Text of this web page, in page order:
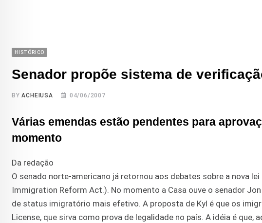
HISTÓRICO
Senador propõe sistema de
BYACHEIUSA 04/06/2007
Várias emendas estão pendentes para
momento
Da redação
O senado norte-americano já retornou aos debates sobre a nova
Immigration Reform Act.). No momento a Casa ouve o senador
de status imigratório mais efetivo. A proposta de Kyl é que os
License, que sirva como prova de legalidade no país. A idéia é